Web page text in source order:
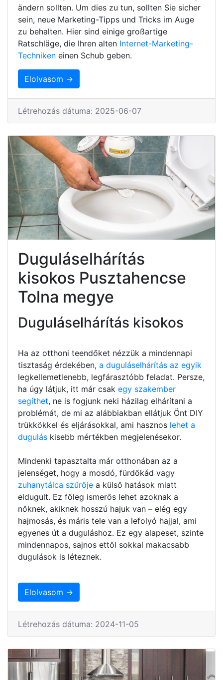
ändern sollten. Um dies zu tun, sollten Sie sicher
sein, neue Marketing-Tipps und Tricks im Auge
zu behalten. Hier sind einige großartige
Ratschläge, die Ihren alten Internet-Marketing-
Techniken einen Schub geben.
Elolvasom →
Létrehozás dátuma: 2025-06-07
Duguláselhárítás
kisokos Pusztahencse
Tolna megye
Duguláselhárítás kisokos
Ha az otthoni teendőket nézzük a mindennapi
tisztaság érdekében, a duguláselhárítás az egyik
legkellemetlenebb, legfárasztóbb feladat. Persze,
ha úgy látjuk, itt már csak egy szakember
segíthet, ne is fogjunk neki házilag elhárítani a
problémát, de mi az alábbiakban ellátjuk Önt DIY
trükkökkel és eljárásokkal, ami hasznos lehet a
dugulás kisebb mértékben megjelenésekor.
Mindenki tapasztalta már otthonában az a
jelenséget, hogy a mosdó, fürdőkád vagy
zuhanytálca szűrője a külső hatások miatt
eldugult. Ez főleg ismerős lehet azoknak a
nőknek, akiknek hosszú hajuk van – elég egy
hajmosás, és máris tele van a lefolyó hajjal, ami
egyenes út a duguláshoz. Ez egy alapeset, szinte
mindennapos, sajnos ettől sokkal makacsabb
dugulások is léteznek.
Elolvasom →
Létrehozás dátuma: 2024-11-05